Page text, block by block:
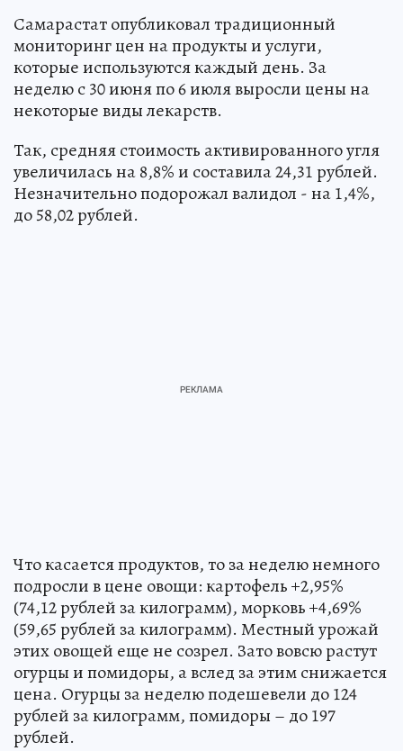
Самарастат опубликовал традиционный
мониторинг цен на продукты и услуги,
которые используются каждый день. За
неделю с 30 июня по 6 июля выросли цены на
некоторые виды лекарств.
Так, средняя стоимость активированного угля
увеличилась на 8,8% и составила 24,31 рублей.
Незначительно подорожал валидол - на 1,4%,
до 58,02 рублей.
Что касается продуктов, то за неделю немного
подросли в цене овощи: картофель +2,95%
(74,12 рублей за килограмм), морковь +4,69%
(59,65 рублей за килограмм). Местный урожай
этих овощей еще не созрел. Зато вовсю растут
огурцы и помидоры, а вслед за этим снижается
цена. Огурцы за неделю подешевели до 124
рублей за килограмм, помидоры – до 197
рублей.